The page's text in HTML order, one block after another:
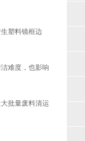
塑料镜框边
难度，也影响
批量废料清运